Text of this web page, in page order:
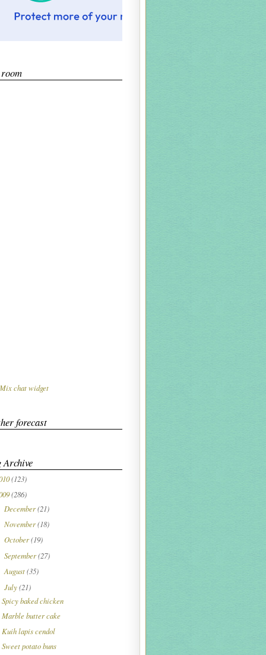
chat widget
forecast
Archive
(123)
(286)
December(21)
November(18)
October(19)
September(27)
August(35)
July(21)
Spicy baked chicken
Marble butter cake
Kuih lapis cendol
Sweet potato buns